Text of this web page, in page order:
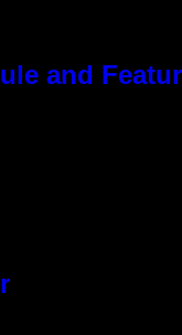
and